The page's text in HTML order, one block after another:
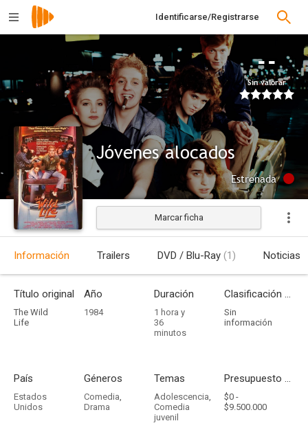
Identificarse/Registrarse
--
Sin valorar
Jóvenes alocados
Estrenada
Marcar ficha
Información Trailers DVD / Blu-Ray (1) Noticias
Título original
The Wild
Life
Año
1984
Duración
1 hora y
36
minutos
Clasificación por edades
Sin
información
País
Estados
Unidos
Géneros
Comedia,
Drama
Temas
Adolescencia,
Comedia
juvenil
Presupuesto - Ingresos
$0 -
$9.500.000